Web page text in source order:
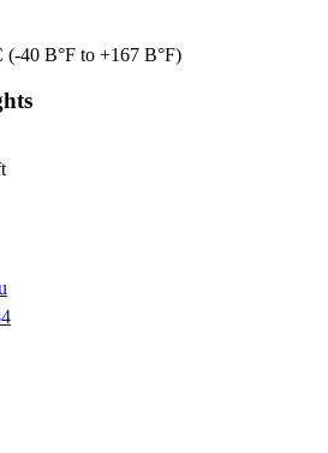
(-40 В°F to +167 В°F)